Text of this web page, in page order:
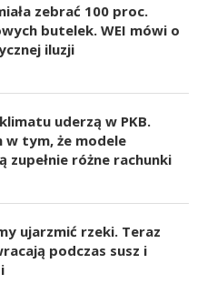
zebrać 100 proc.
butelek. WEI mówi o
iluzji
uderzą w PKB.
w tym, że modele
zupełnie różne rachunki
ujarzmić rzeki. Teraz
podczas susz i